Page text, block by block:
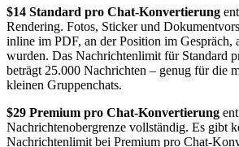
$14 Standard pro Chat-Konvertierung
Rendering. Fotos, Sticker und
inline im PDF, an der Position im Gespräch,
wurden. Das Nachrichtenlimit für Standard
beträgt 25.000 Nachrichten – genug für die
kleinen Gruppenchats.
$29 Premium pro Chat-Konvertierung
Nachrichtenobergrenze vollständig. Es gibt
Nachrichtenlimit bei Premium pro Chat-